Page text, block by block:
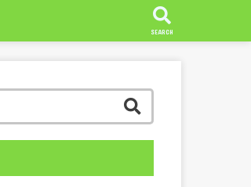
SEARCH